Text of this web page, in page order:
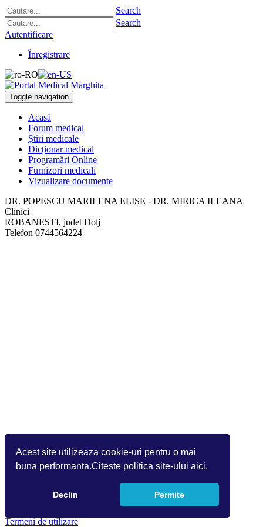
Acest site utilizeaza cookie-uri pentru o mai
buna performanta.Citeste politica site-ului aici.
Declin Permite
Search
Search
Autentificare
Înregistrare
Toggle navigation
Acasă
Forum medical
Știri medicale
Dicționar medical
Programări Online
Furnizori medicali
Vizualizare documente
DR. POPESCU MARILENA ELISE - DR. MIRICA ILEANA
Clinici
ROBANESTI, judet Dolj
Telefon 0744564224
Termeni de utilizare